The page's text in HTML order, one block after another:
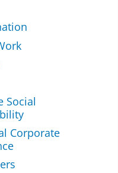
Social
Corporate